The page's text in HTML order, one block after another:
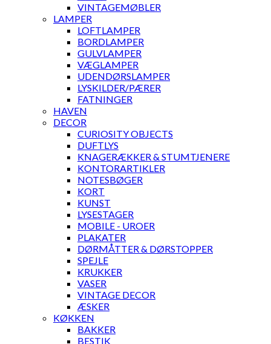
VINTAGEMØBLER
LAMPER
LOFTLAMPER
BORDLAMPER
GULVLAMPER
VÆGLAMPER
UDENDØRSLAMPER
LYSKILDER/PÆRER
FATNINGER
HAVEN
DECOR
CURIOSITY OBJECTS
DUFTLYS
KNAGERÆKKER & STUMTJENERE
KONTORARTIKLER
NOTESBØGER
KORT
KUNST
LYSESTAGER
MOBILE - UROER
PLAKATER
DØRMÅTTER & DØRSTOPPER
SPEJLE
KRUKKER
VASER
VINTAGE DECOR
ÆSKER
KØKKEN
BAKKER
BESTIK